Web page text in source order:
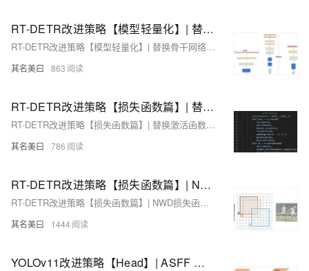
RT-DETR改进策略【模型轻量化】| 替换骨干网络为EfficientNet v1 高效的移动倒置瓶颈结构
RT-DETR改进策略【模型轻量化】| 替换骨干网络为EfficientNet v1 高效的移动倒置瓶颈结构
其名美曰 863
RT-DETR改进策略【损失函数篇】| 替换激活函数为Mish、PReLU、Hardswish、LeakyReLU、ReLU6
RT-DETR改进策略【损失函数篇】| 替换激活函数为Mish、PReLU、Hardswish、LeakyReLU、ReLU6
其名美曰 786
RT-DETR改进策略【损失函数篇】| NWD损失函数，提高小目标检测精度
RT-DETR改进策略【损失函数篇】| NWD损失函数，提高小目标检测精度
其名美曰 1444
YOLOv11改进策略【Head】| ASFF 自适应空间特征融合模块，改进检测头Detect_ASFF